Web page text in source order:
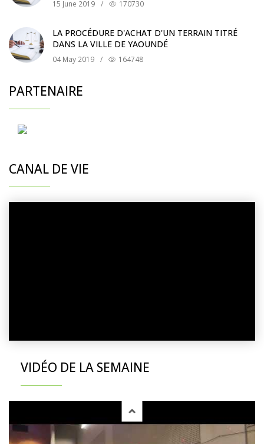
15 June 2019 / 170730
LA PROCÉDURE D'ACHAT D'UN TERRAIN TITRÉ
DANS LA VILLE DE YAOUNDÉ
04 May 2019 / 164748
PARTENAIRE
CANAL DE VIE
VIDÉO DE LA SEMAINE